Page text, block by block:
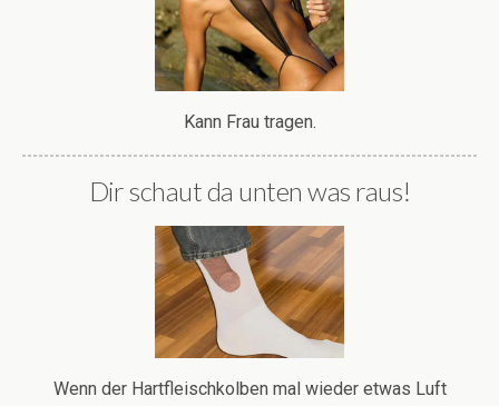
Kann Frau tragen.
Dir schaut da unten was raus!
Wenn der Hartfleischkolben mal wieder etwas Luft